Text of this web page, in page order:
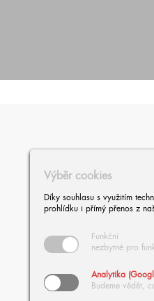
Výběr cookies
Díky souhlasu s využitím
prohlídku i přímý přenos z
Funkční
nezbytné pro
Analytika
Budeme vědět,